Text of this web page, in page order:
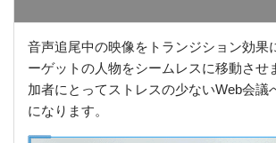
音声追尾中の映像をトランジション効果
ーゲットの人物をシームレスに移動させ
加者にとってストレスの少ないWeb会議
になります。